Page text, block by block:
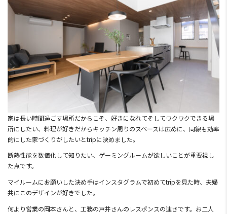
家は長い時間過ごす場所だからこそ、好きになれてそしてワクワクできる場
所にしたい、料理が好きだからキッチン周りのスペースは広めに、同線も効率
的にした家づくりがしたいとtripに決めました。
断熱性能を数値化して知りたい、ゲーミングルームが欲しいことが重要視し
た点です。
マイルームにお願いした決め手はインスタグラムで初めてtripを見た時、夫婦
共にこのデザインが好きでした。
何より営業の岡本さんと、工務の戸井さんのレスポンスの速さです。お二人